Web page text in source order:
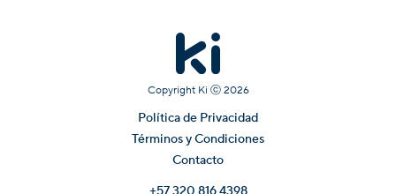
Copyright Ki ⓒ 2026
Política de Privacidad
Términos y Condiciones
Contacto